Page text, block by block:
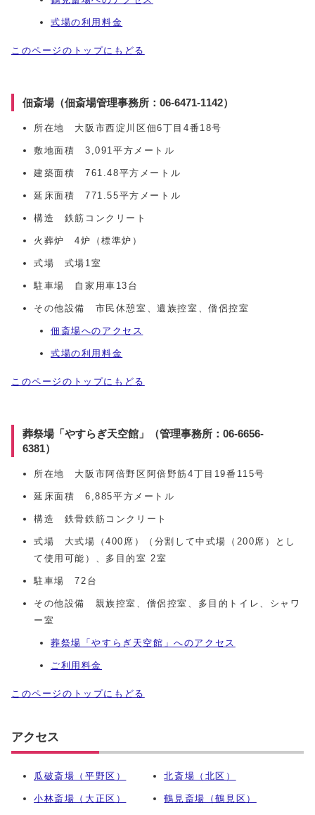
式場の利用料金
このページのトップにもどる
佃斎場（佃斎場管理事務所：06-6471-1142）
所在地 大阪市西淀川区佃6丁目4番18号
敷地面積 3,091平方メートル
建築面積 761.48平方メートル
延床面積 771.55平方メートル
構造 鉄筋コンクリート
火葬炉 4炉（標準炉）
式場 式場1室
駐車場 自家用車13台
その他設備 市民休憩室、遺族控室、僧侶控室
佃斎場へのアクセス
式場の利用料金
このページのトップにもどる
葬祭場「やすらぎ天空館」（管理事務所：06-6656-
6381）
所在地 大阪市阿倍野区阿倍野筋4丁目19番115号
延床面積 6,885平方メートル
構造 鉄骨鉄筋コンクリート
式場 大式場（400席）（分割して中式場（200席）とし
て使用可能）、多目的室 2室
駐車場 72台
その他設備 親族控室、僧侶控室、多目的トイレ、シャワ
ー室
葬祭場「やすらぎ天空館」へのアクセス
ご利用料金
このページのトップにもどる
アクセス
瓜破斎場（平野区） 北斎場（北区）
小林斎場（大正区） 鶴見斎場（鶴見区）